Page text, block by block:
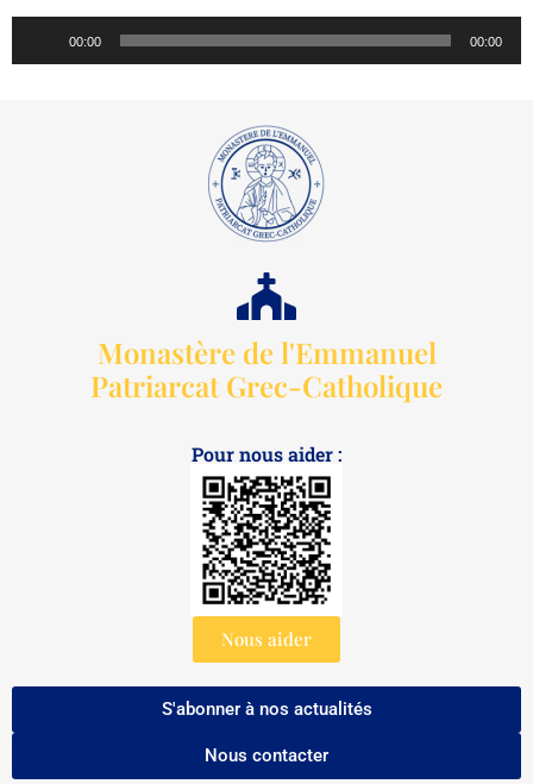
audio
00:00 00:00
Monastère de l'Emmanuel
Patriarcat Grec-Catholique
Pour nous aider :
Nous aider
S'abonner à nos actualités
Nous contacter